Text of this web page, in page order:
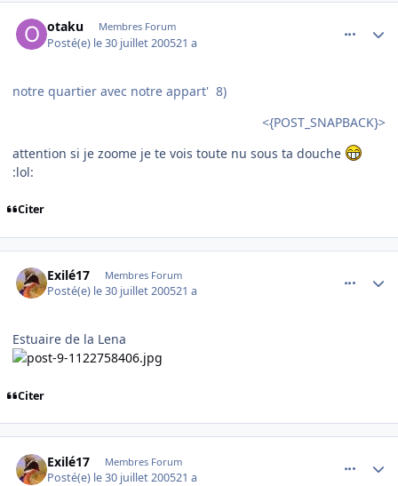
otaku Membres Forum
Posté(e) le 30 juillet 200521 a
notre quartier avec notre appart' 8)
<{POST_SNAPBACK}>
attention si je zoome je te vois toute nu sous ta douche
:lol:
Citer
Exilé17 Membres Forum
Posté(e) le 30 juillet 200521 a
Estuaire de la Lena
Citer
Exilé17 Membres Forum
Posté(e) le 30 juillet 200521 a